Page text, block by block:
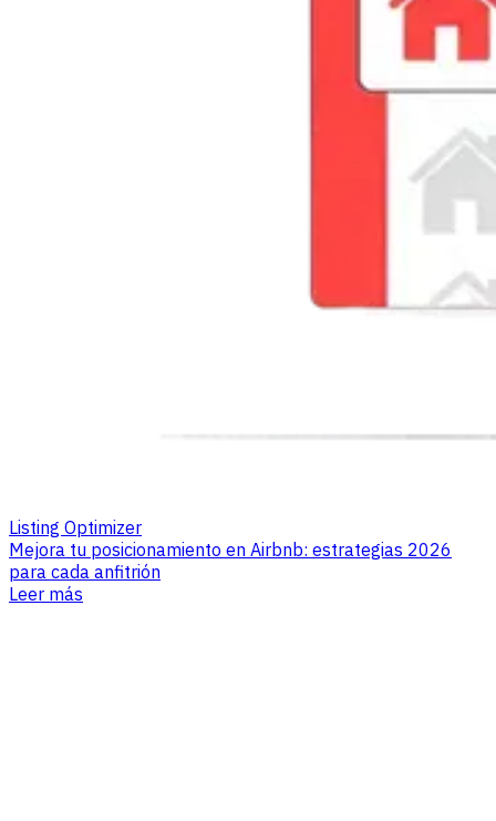
Listing Optimizer
Mejora tu posicionamiento en Airbnb: estrategias 2026
para cada anfitrión
Leer más